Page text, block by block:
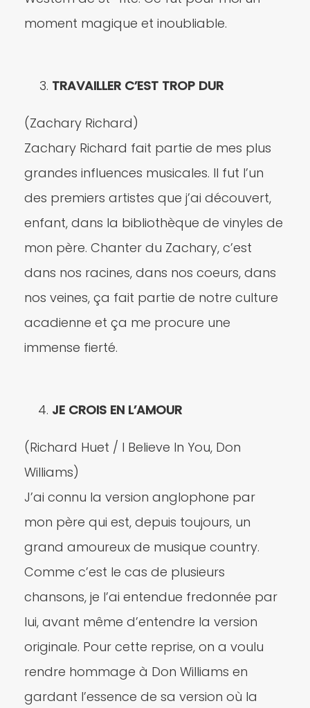
moment magique et inoubliable.
TRAVAILLER C’EST TROP DUR
(Zachary Richard)
Zachary Richard fait partie de mes plus
grandes influences musicales. Il fut l’un
des premiers artistes que j’ai découvert,
enfant, dans la bibliothèque de vinyles de
mon père. Chanter du Zachary, c’est
dans nos racines, dans nos coeurs, dans
nos veines, ça fait partie de notre culture
acadienne et ça me procure une
immense fierté.
JE CROIS EN L’AMOUR
(Richard Huet / I Believe In You, Don
Williams)
J’ai connu la version anglophone par
mon père qui est, depuis toujours, un
grand amoureux de musique country.
Comme c’est le cas de plusieurs
chansons, je l’ai entendue fredonnée par
lui, avant même d’entendre la version
originale. Pour cette reprise, on a voulu
rendre hommage à Don Williams en
gardant l’essence de sa version où la